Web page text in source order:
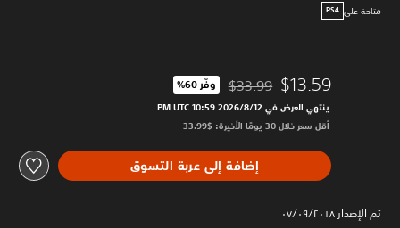
متاحة على PS4
$13.59 مخصوم من السعر الأصلي البالغ $33.99‏
$33.99 وفّر 60%‏
ينتهي العرض في 12‏/8‏/2026 10:59 PM UTC‏
أقل سعر خلال 30 يومًا الأخيرة: $33.99‏
إضافة إلى عربة التسوق
تم الإصدار ٠٧/٠٩/٢٠١٨